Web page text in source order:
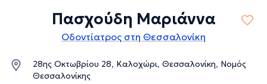
Πασχούδη Μαριάννα
Οδοντίατρος στη Θεσσαλονίκη
28ης Οκτωβρίου 28, Καλοχώρι, Θεσσαλονίκη, Νομός
Θεσσαλονίκης